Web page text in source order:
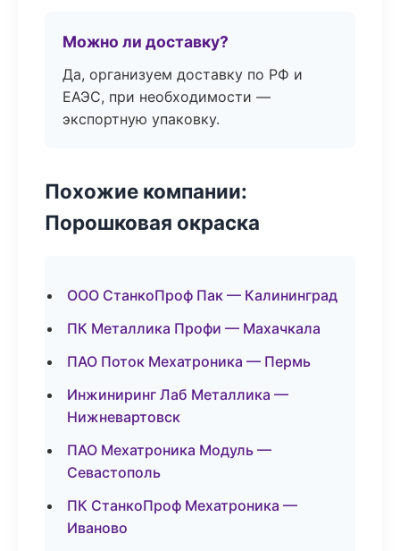
Можно ли доставку?
Да, организуем доставку по РФ и
ЕАЭС, при необходимости —
экспортную упаковку.
Похожие компании:
Порошковая окраска
ООО СтанкоПроф Пак — Калининград
ПК Металлика Профи — Махачкала
ПАО Поток Мехатроника — Пермь
Инжиниринг Лаб Металлика —
Нижневартовск
ПАО Мехатроника Модуль —
Севастополь
ПК СтанкоПроф Мехатроника —
Иваново